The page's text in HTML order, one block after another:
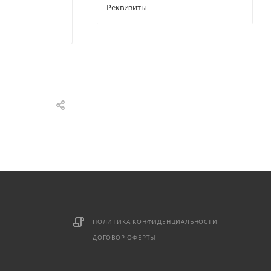
Реквизиты
ПОЛИТИКА КОНФИДЕНЦИАЛЬНОСТИ
ДОГОВОР ОФЕРТЫ